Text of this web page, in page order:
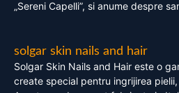
„Sereni Capelli”, si anume despre
solgar skin nails and hair
Solgar Skin Nails and Hair este o
create special pentru ingrijirea